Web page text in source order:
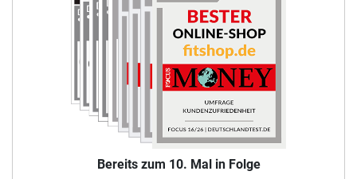
Bereits zum 10. Mal in Folge